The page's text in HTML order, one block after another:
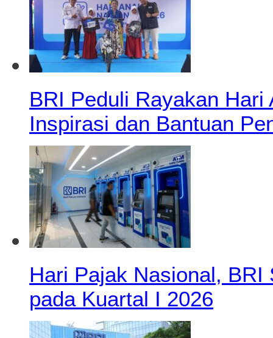
BRI Peduli Rayakan
Inspirasi dan Bantuan
Hari Pajak Nasional, BRI
pada Kuartal I 2026